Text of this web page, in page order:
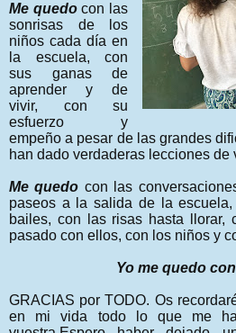
Me quedocon las
sonrisas de los
niños cada día en
la escuela, con
sus ganas de
aprender y de
vivir, con su
esfuerzo y
empeño a pesar de las grandes
han dado verdaderas lecciones de
Me quedo con las
paseos a la salida de la
bailes, con las risas hasta llorar,
pasado con ellos, con los niños y
Yo me quedo
GRACIAS por TODO. Os
en mi vida todo lo que me